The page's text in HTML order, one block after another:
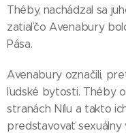
Théby, nachádzal sa
zatiaľčo Avenabury
Pása.
Avenabury označili,
ľudské bytosti. Théby
stranách Nílu a takto
predstavovať sexuálny